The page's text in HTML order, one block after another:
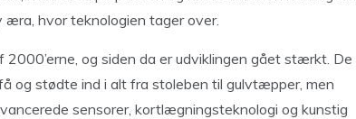
hvor teknologien tager over.
og siden da er udviklingen gået stærkt. De
og stødte ind i alt fra stoleben til gulvtæpper, men
sensorer, kortlægningsteknologi og kunstig